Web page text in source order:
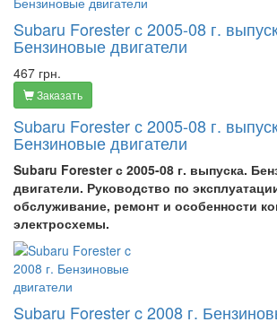
Subaru Forester с 2005-08 г.
Бензиновые двигатели
467 грн.
Заказать
Subaru Forester с 2005-08 г.
Бензиновые двигатели
Subaru Forester с 2005-08 г. выпуска.
двигатели. Руководство по
обслуживание, ремонт и особенности
электросхемы.
Subaru Forester c 2008 г.